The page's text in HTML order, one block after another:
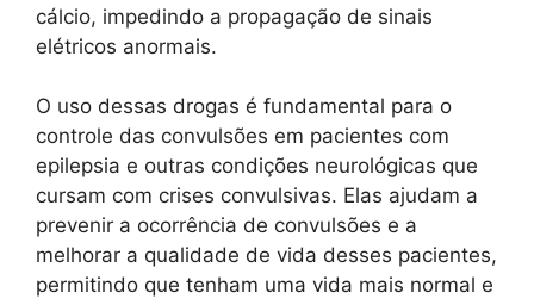
cálcio, impedindo a propagação de sinais
elétricos anormais.
O uso dessas drogas é fundamental para o
controle das convulsões em pacientes com
epilepsia e outras condições neurológicas que
cursam com crises convulsivas. Elas ajudam a
prevenir a ocorrência de convulsões e a
melhorar a qualidade de vida desses pacientes,
permitindo que tenham uma vida mais normal e